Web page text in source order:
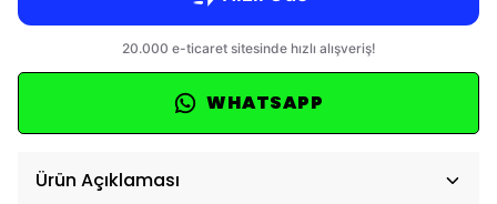
WHATSAPP
Ürün Açıklaması